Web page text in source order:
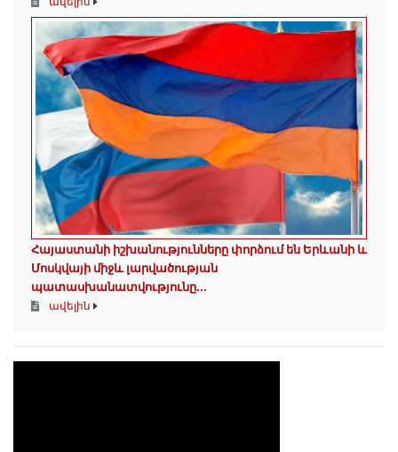
Հայաստանի իշխանությունները փորձում են Երևանի և
Մոսկվայի միջև լարվածության
պատասխանատվությունը...
ավելին